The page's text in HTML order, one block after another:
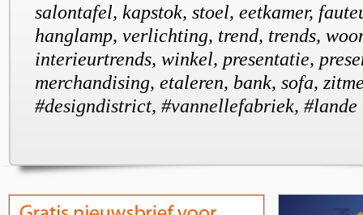
salontafel, kapstok, stoel, eetkamer,
hanglamp, verlichting, trend, trends,
interieurtrends, winkel, presentatie,
merchandising, etaleren, bank, sofa,
#designdistrict, #vannellefabriek, #lande